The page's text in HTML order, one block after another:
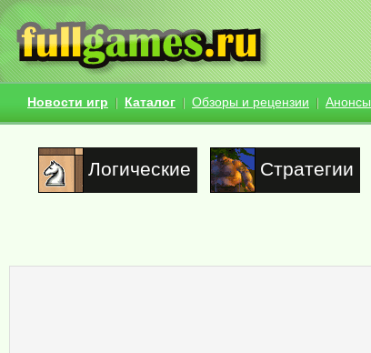
Новости игр Каталог Обзоры и рецензии Анонсы
Логические Стратегии